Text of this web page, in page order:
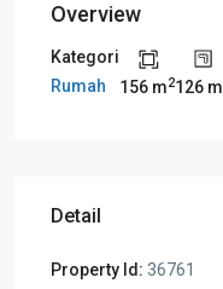
Overview
Kategori
Rumah
156 m2126 m
Detail
Property Id: 36761